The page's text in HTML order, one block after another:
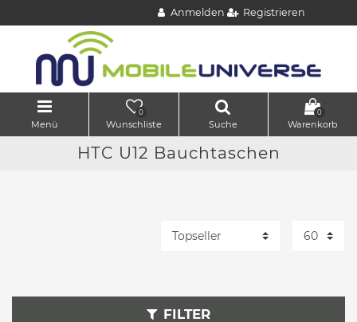
Anmelden Registrieren
Menü
0
Wunschliste Suche
0
Warenkorb
HTC U12 Bauchtaschen
FILTER